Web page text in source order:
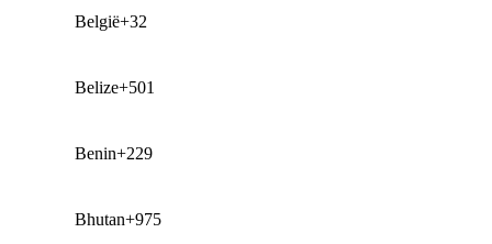
België+32
Belize+501
Benin+229
Bhutan+975